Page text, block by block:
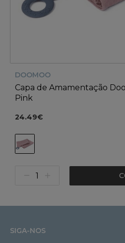
DOOMOO
Capa de Amamentação
Pink
24.49€
SIGA-NOS